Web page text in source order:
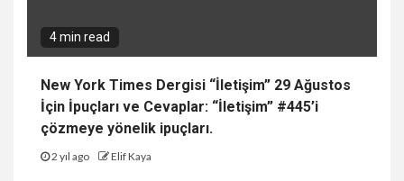
4 min read
New York Times Dergisi “İletişim” 29 Ağustos
İçin İpuçları ve Cevaplar: “İletişim” #445’i
çözmeye yönelik ipuçları.
2 yıl ago Elif Kaya